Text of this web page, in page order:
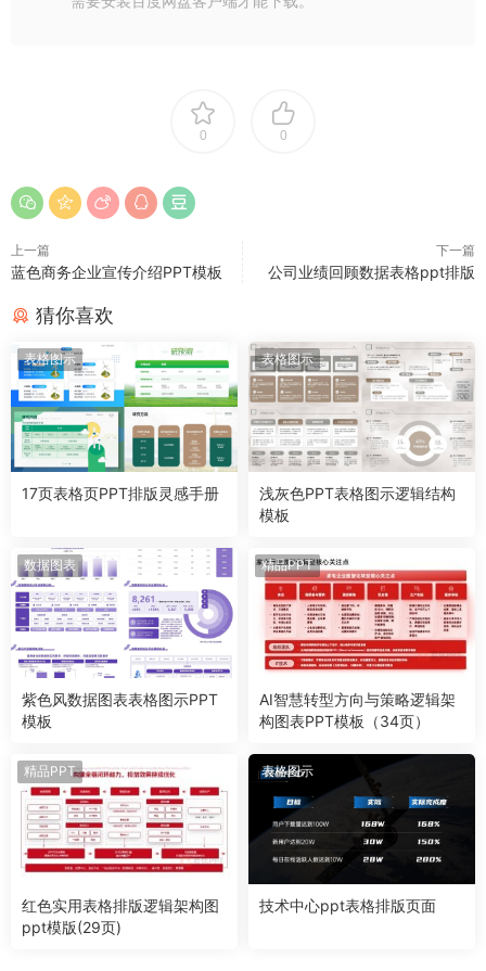
0 0
上一篇
蓝色商务企业宣传介绍PPT模板
下一篇
公司业绩回顾数据表格ppt排版
猜你喜欢
表格图示
17页表格页PPT排版灵感手册
表格图示
浅灰色PPT表格图示逻辑结构
模板
数据图表
紫色风数据图表表格图示PPT
模板
精品PPT
AI智慧转型方向与策略逻辑架
构图表PPT模板（34页）
精品PPT
红色实用表格排版逻辑架构图
ppt模版(29页)
表格图示
技术中心ppt表格排版页面